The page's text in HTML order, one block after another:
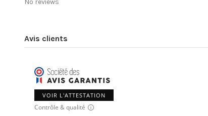
Avis clients
VOIR L'ATTESTATION
Contrôle & qualité